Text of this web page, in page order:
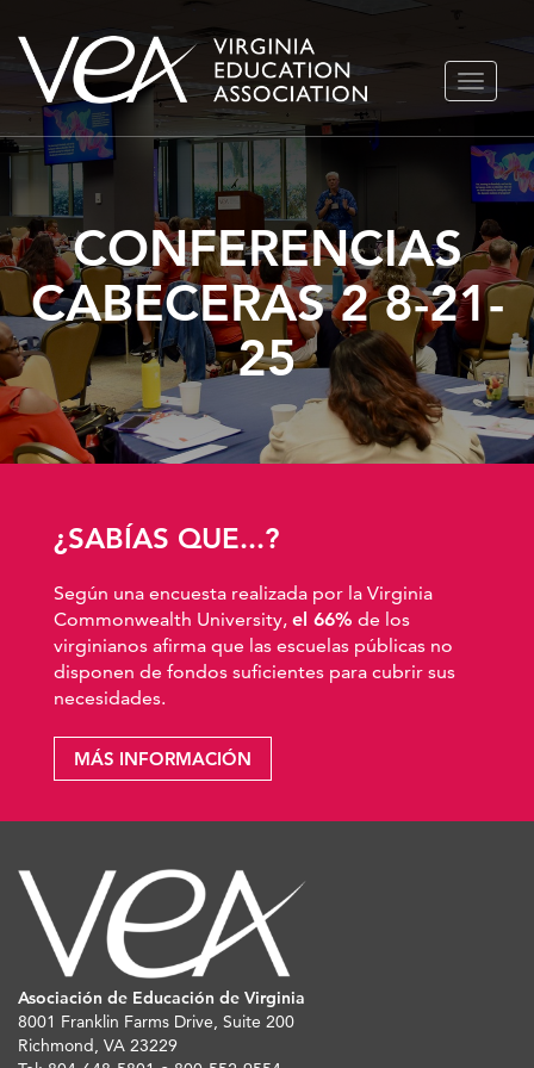
Ir
contenido
CONFERENCIAS
CABECERAS 2 8-21-
25
¿SABÍAS QUE...?
Según una encuesta realizada por la Virginia
Commonwealth University, el 66% de los
virginianos afirma que las escuelas públicas no
disponen de fondos suficientes para cubrir sus
necesidades.
MÁS INFORMACIÓN
Asociación de Educación de Virginia
8001 Franklin Farms Drive, Suite 200
Richmond, VA 23229